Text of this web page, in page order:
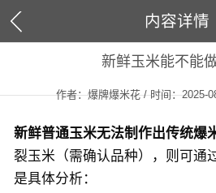
内容详情
新鲜玉米能不能
作者：爆牌爆米花 / 时间：2025-
新鲜普通玉米无法制作出传统爆
裂玉米（需确认品种），则可通
是具体分析：